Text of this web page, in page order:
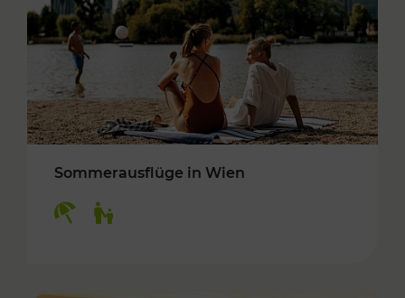
Sommerausflüge in Wien